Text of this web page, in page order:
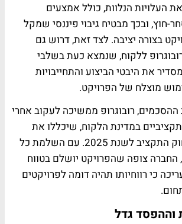
העלויות הנלוות, כולל אמצעים
חוץ, ובכך מבטיח גיבוי פיננסי שמקל
בצורה יציבה. לצד זאת, דרוש גם
ללקוח, שנמצא כעת בשלבי
את היבטי הביצוע והתחייבויות
מוצלח של הפרויקט.
רובוגרופ ממשיכה לעקוב אחרי
במדינת הלקוח, שיכללו את
עלות הפרויקט בחוק התקציב לשנת 2025. עם השלמת כל
החברה צופה שהפרויקט יושלם בטווח
ומעריכה כי רווחיותו תהיה דומה לפרויקטים
וההפסד גדל